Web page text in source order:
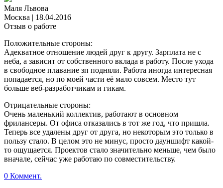
Маля Львова
Москва | 18.04.2016
Отзыв о работе
Положительные стороны:
Адекватное отношение людей друг к другу. Зарплата не с
неба, а зависит от собственного вклада в работу. После ухода
в свободное плавание зп подняли. Работа иногда интересная
попадается, но по моей части её мало совсем. Место тут
больше веб-разработчикам и гикам.
Отрицательные стороны:
Очень маленький коллектив, работают в основном
фрилансеры. От офиса отказались в тот же год, что пришла.
Теперь все удалены друг от друга, но некоторым это только в
пользу стало. В целом это не минус, просто дауншифт какой-
то ощущается. Проектов стало значительно меньше, чем было
вначале, сейчас уже работаю по совместительству.
0 Коммент.